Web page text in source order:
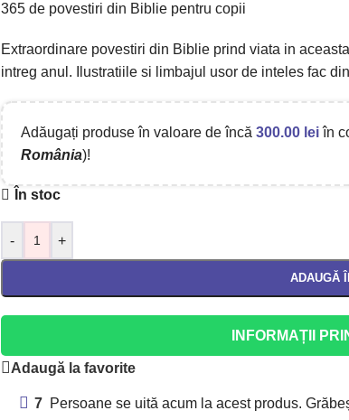
365 de povestiri din Biblie pentru copii
Extraordinare povestiri din Biblie prind viata in
intreg anul. Ilustratiile si limbajul usor de inteles fac
Adăugați produse în valoare de încă 300.00 leiîn
România)!
În stoc
- +
ADAUGĂ
INFORMAȚII
Adaugă la favorite
7 Persoane se uită acum la acest produs.